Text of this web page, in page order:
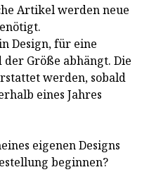
Artikel werden neue
Design, für eine
der Größe abhängt. Die
werden, sobald
eines Jahres
eigenen Designs
beginnen?